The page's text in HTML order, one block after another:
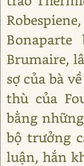
Brumaire,
sợ của bà
thù của
bằng
bộ trưởng
luận, hắn